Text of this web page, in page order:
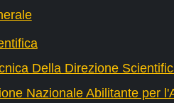
Della Direzione
Nazionale Abilitante per